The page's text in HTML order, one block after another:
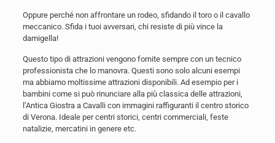
Oppure perché non affrontare un rodeo, sfidando il toro o il cavallo
meccanico. Sfida i tuoi avversari, chi resiste di più vince la
damigella!
Questo tipo di attrazioni vengono fornite sempre con un tecnico
professionista che lo manovra. Questi sono solo alcuni esempi
ma abbiamo moltissime attrazioni disponibili. Ad esempio per i
bambini come si può rinunciare alla più classica delle attrazioni,
l’Antica Giostra a Cavalli con immagini raffiguranti il centro storico
di Verona. Ideale per centri storici, centri commerciali, feste
natalizie, mercatini in genere etc.